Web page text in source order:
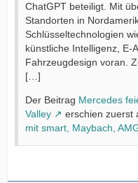
ChatGPT beteiligt. Mit
Standorten in
Schlüsseltechnologien
künstliche Intelligenz, E-
Fahrzeugdesign voran.
[…]
Der Beitrag Mercedes
Valley
erschien zuerst
mit smart, Maybach,